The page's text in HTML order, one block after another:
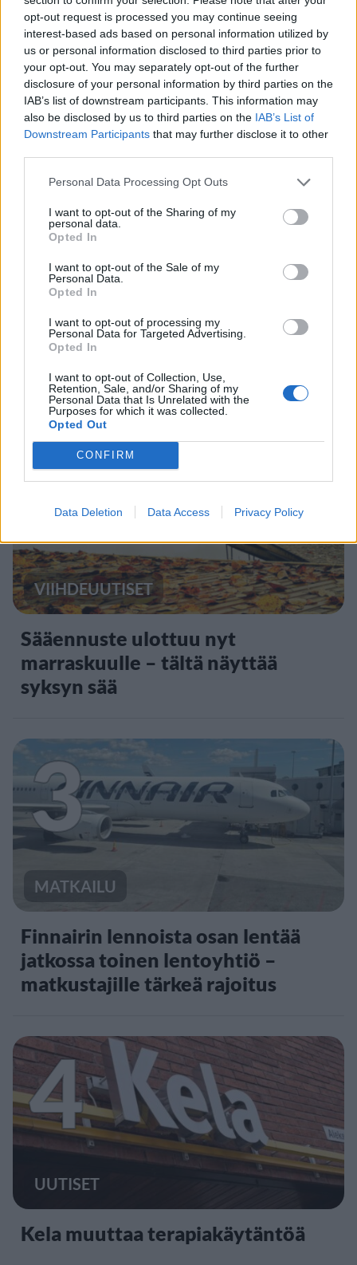
opt-out request is processed you may continue seeing
interest-based ads based on personal information utilized by
us or personal information disclosed to third parties prior to
your opt-out. You may separately opt-out of the further
disclosure of your personal information by third parties on the
IAB’s list of downstream participants. This information may
also be disclosed by us to third parties on the IAB’s List of
Downstream Participants that may further disclose it to other
Personal Data Processing Opt Outs
I want to opt-out of the Sharing of my
personal data.
Opted In
I want to opt-out of the Sale of my
Personal Data.
Opted In
I want to opt-out of processing my
Personal Data for Targeted Advertising.
Opted In
I want to opt-out of Collection, Use,
Retention, Sale, and/or Sharing of my
Personal Data that Is Unrelated with the
Purposes for which it was collected.
Opted Out
CONFIRM
Data Deletion Data Access Privacy Policy
Staran luetuimmat
1
UUTISET
Leskeneläke ei kuulu kaikille –
ikärajasta
2
VIIHDEUUTISET
Sääennuste ulottuu nyt
marraskuulle – tältä näyttää
syksyn sää
3
MATKAILU
Finnairin lennoista osan lentää
jatkossa toinen lentoyhtiö –
matkustajille tärkeä rajoitus
4
UUTISET
Kela muuttaa terapiakäytäntöä